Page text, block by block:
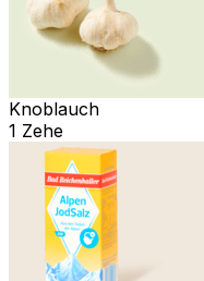
Knoblauch
1 Zehe